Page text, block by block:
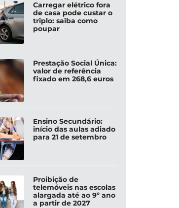
Carregar elétrico fora
de casa pode custar o
triplo: saiba como
poupar
Prestação Social Única:
valor de referência
fixado em 268,6 euros
Ensino Secundário:
início das aulas adiado
para 21 de setembro
Proibição de
telemóveis nas escolas
alargada até ao 9º ano
a partir de 2027